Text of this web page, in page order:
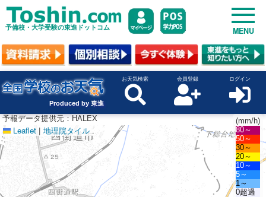
予備校・大学受験の東進ドットコム MENU
Produced by 東進
お天気検索 会員登録 ログイン
Leaflet | 地理院タイル
(mm/h)
80～
50～
30～
20～
10～
5～
1～
0超過
予報データ提供元：HALEX